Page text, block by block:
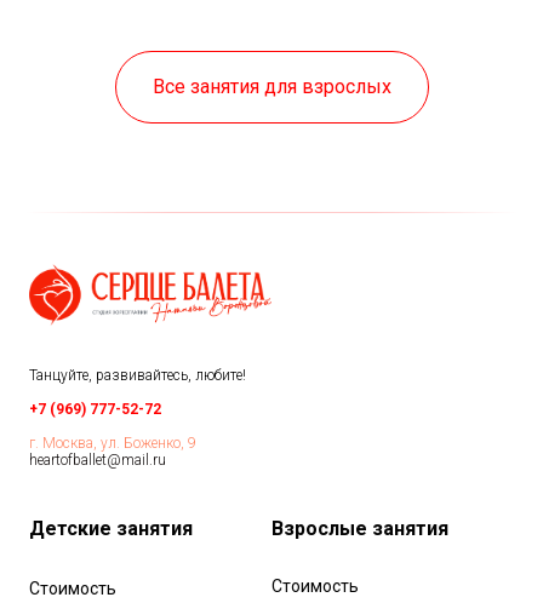
Все занятия для взрослых
Танцуйте, развивайтесь, любите!
+7 (969) 777-52-72
г. Москва, ул. Боженко, 9
heartofballet@mail.ru
Детские занятия
Стоимость
Взрослые занятия
Стоимость